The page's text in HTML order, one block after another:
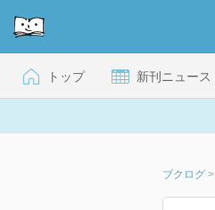
トップ 新刊ニュース
ブクログ >